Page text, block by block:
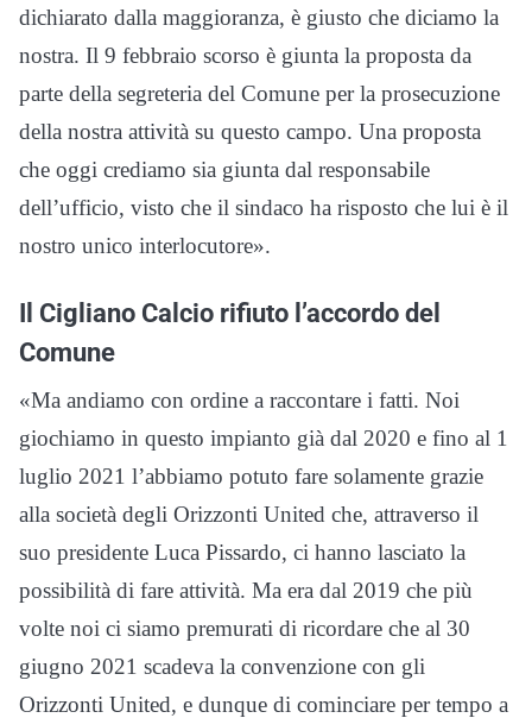
dichiarato dalla maggioranza, è giusto che diciamo la
nostra. Il 9 febbraio scorso è giunta la proposta da
parte della segreteria del Comune per la prosecuzione
della nostra attività su questo campo. Una proposta
che oggi crediamo sia giunta dal responsabile
dell’ufficio, visto che il sindaco ha risposto che lui è il
nostro unico interlocutore».
Il Cigliano Calcio rifiuto l’accordo del
Comune
«Ma andiamo con ordine a raccontare i fatti. Noi
giochiamo in questo impianto già dal 2020 e fino al 1
luglio 2021 l’abbiamo potuto fare solamente grazie
alla società degli Orizzonti United che, attraverso il
suo presidente Luca Pissardo, ci hanno lasciato la
possibilità di fare attività. Ma era dal 2019 che più
volte noi ci siamo premurati di ricordare che al 30
giugno 2021 scadeva la convenzione con gli
Orizzonti United, e dunque di cominciare per tempo a